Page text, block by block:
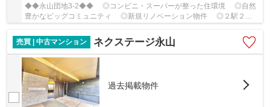
◆◆永山団地3-2◆◆ ◎コンビニ・スーパーが整った住環境 ◎自然
豊かなビッグコミュニティ ◎新規リノベーション物件 ◎２駅２路
売買 | 中古マンション
ネクステージ永山
過去掲載物件